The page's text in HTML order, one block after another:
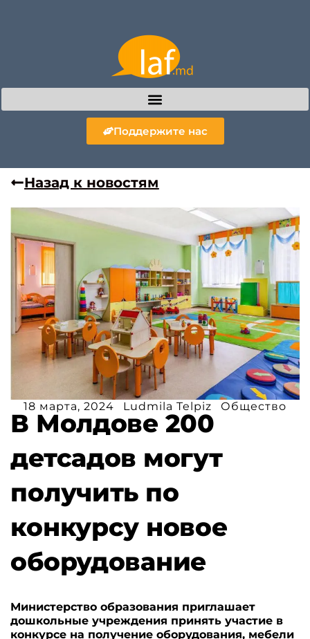
Поддержите нас
Назад к новостям
18 марта, 2024 Ludmila Telpiz Общество
В Молдове 200
детсадов могут
получить по
конкурсу новое
оборудование
Министерство образования приглашает
дошкольные учреждения принять участие в
конкурсе на получение оборудования, мебели